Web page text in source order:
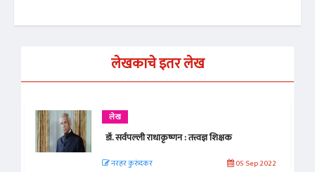
लेखकाचे इतर लेख
लेख
डॉ. सर्वपल्ली राधाकृष्णन : तत्त्वज्ञ शिक्षक
नरहर कुरुंदकर 05 Sep 2022